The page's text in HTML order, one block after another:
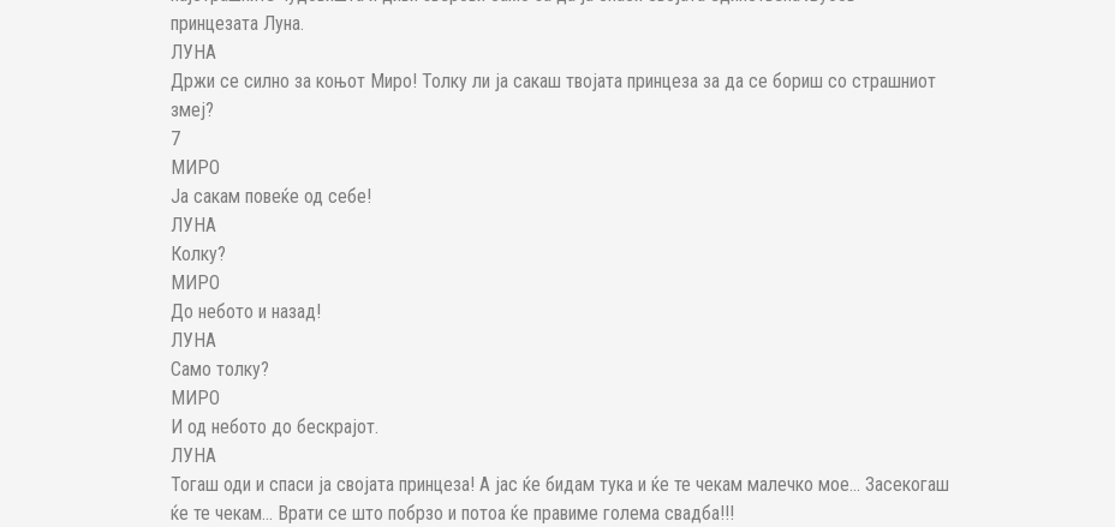
принцезата Луна.
ЛУНА
Држи се силно за коњот Миро! Толку ли ја сакаш твојата принцеза за да се бориш со страшниот
змеј?
7
МИРО
Ја сакам повеќе од себе!
ЛУНА
Колку?
МИРО
До небото и назад!
ЛУНА
Само толку?
МИРО
И од небото до бескрајот.
ЛУНА
Тогаш оди и спаси ја својата принцеза! А јас ќе бидам тука и ќе те чекам малечко мое… Засекогаш
ќе те чекам… Врати се што побрзо и потоа ќе правиме голема свадба!!!